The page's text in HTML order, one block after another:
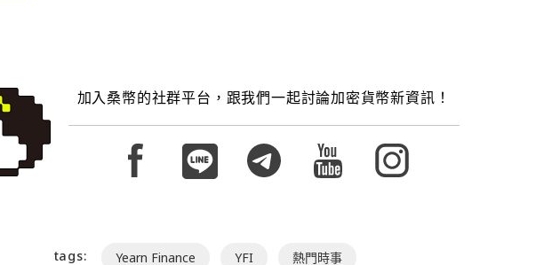
加入桑幣的社群平台，跟我們一起討論加密貨幣新資訊！
tags: Yearn Finance YFI 熱門時事